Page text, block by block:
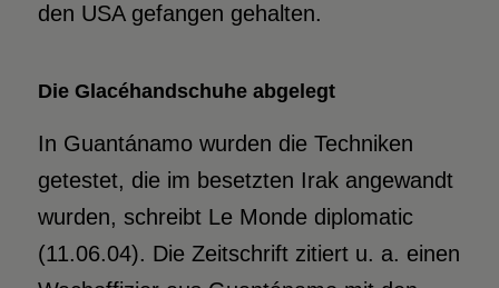
den USA gefangen gehalten.
Die Glacéhandschuhe abgelegt
In Guantánamo wurden die Techniken
getestet, die im besetzten Irak angewandt
wurden, schreibt Le Monde diplomatic
(11.06.04). Die Zeitschrift zitiert u. a. einen